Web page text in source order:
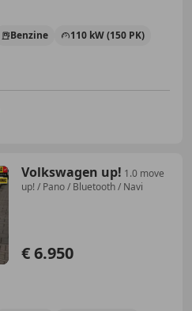
Benzine 110 kW (150 PK)
Volkswagen up! 1.0 move
up! / Pano / Bluetooth / Navi
€ 6.950